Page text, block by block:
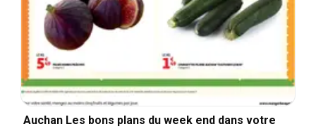
Auchan Les bons plans du week end dans votre